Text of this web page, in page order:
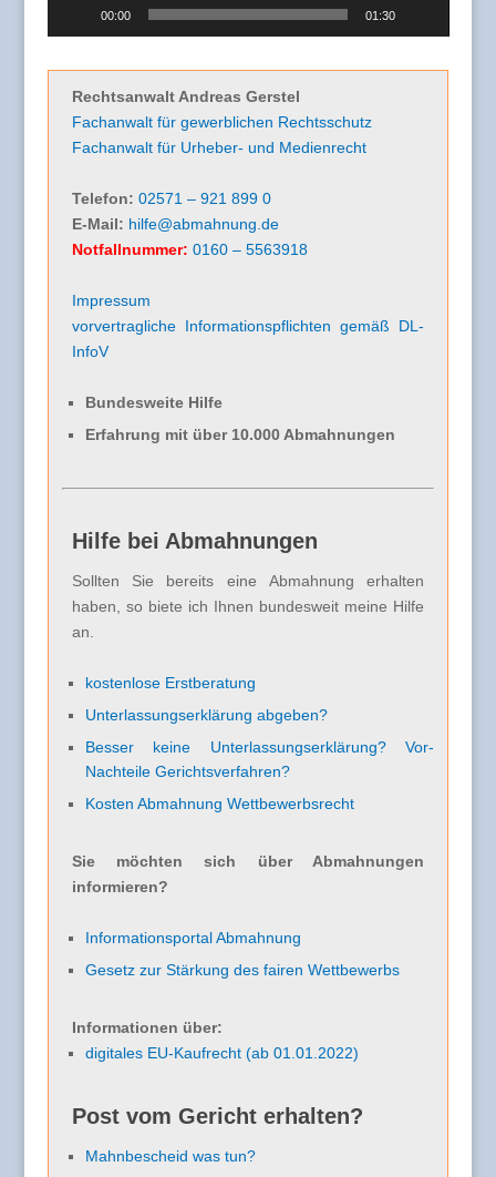
00:00 01:30
Rechtsanwalt Andreas Gerstel
Fachanwalt für gewerblichen Rechtsschutz
Fachanwalt für Urheber- und Medienrecht
Telefon: 02571 – 921 899 0
E-Mail: hilfe@abmahnung.de
Notfallnummer: 0160 – 5563918
Impressum
vorvertragliche Informationspflichten gemäß DL-
InfoV
Bundesweite Hilfe
Erfahrung mit über 10.000 Abmahnungen
Hilfe bei Abmahnungen
Sollten Sie bereits eine Abmahnung erhalten
haben, so biete ich Ihnen bundesweit meine Hilfe
an.
kostenlose Erstberatung
Unterlassungserklärung abgeben?
Besser keine Unterlassungserklärung? Vor-
Nachteile Gerichtsverfahren?
Kosten Abmahnung Wettbewerbsrecht
Sie möchten sich über Abmahnungen
informieren?
Informationsportal Abmahnung
Gesetz zur Stärkung des fairen Wettbewerbs
Informationen über:
digitales EU-Kaufrecht (ab 01.01.2022)
Post vom Gericht erhalten?
Mahnbescheid was tun?